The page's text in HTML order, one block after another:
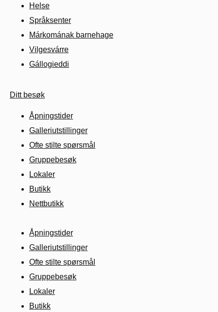
Helse
Språksenter
Márkomának barnehage
Vilgesvárre
Gállogieddi
Ditt besøk
Åpningstider
Galleriutstillinger
Ofte stilte spørsmål
Gruppebesøk
Lokaler
Butikk
Nettbutikk
Åpningstider
Galleriutstillinger
Ofte stilte spørsmål
Gruppebesøk
Lokaler
Butikk